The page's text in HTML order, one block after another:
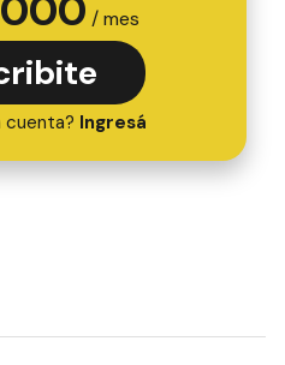
/ mes
cuenta? Ingresá